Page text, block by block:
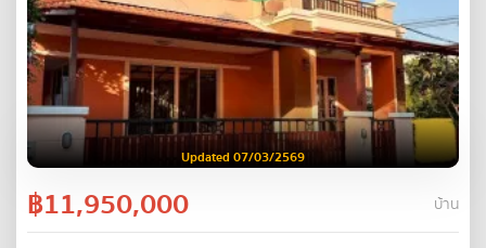
Updated 07/03/2569
฿11,950,000 บ้าน